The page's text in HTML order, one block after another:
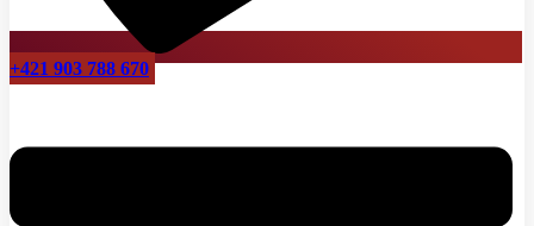
+421 903 788 670